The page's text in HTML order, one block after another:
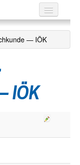
— IÖK
IÖK